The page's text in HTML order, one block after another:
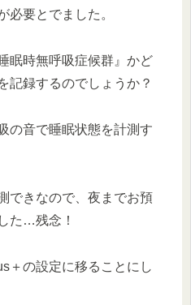
必要とでました。
眠時無呼吸症候群』かど
記録するのでしょうか？
の音で睡眠状態を計測す
できなので、夜までお預
た…残念！
＋の設定に移ることにし